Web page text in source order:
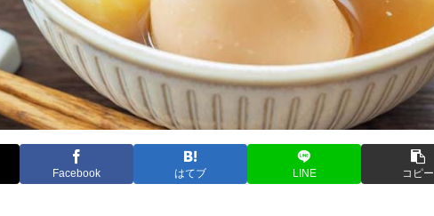
Facebook はてブ LINE コピー